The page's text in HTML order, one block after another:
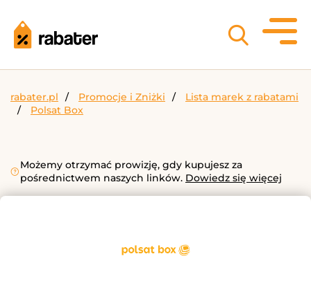
rabater.pl Promocje i Zniżki
Lista marek z rabatami
Polsat Box
Możemy otrzymać prowizję, gdy kupujesz za
pośrednictwem naszych linków. Dowiedz się więcej